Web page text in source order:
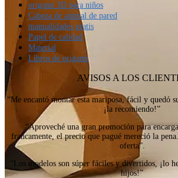
origami 3D para niños
Cabeza de animal de pared
manualidades gratis
Papel de calidad
Material
Libros de origami
AVISOS A LOS
“Me encantó montar esta mariposa, fácil y quedó
¡la recomiendo!”
“Aproveché una gran promoción para
francamente, el precio que pagué mereció la
oferta”.
“Los modelos son súper fáciles y divertidos, ¡lo
hijos!”